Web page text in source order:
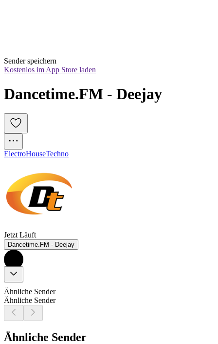
Sender speichern
Kostenlos im App Store laden
Dancetime.FM - Deejay
ElectroHouseTechno
Jetzt Läuft
Dancetime.FM - Deejay
Ähnliche Sender
Ähnliche Sender
Ähnliche Sender